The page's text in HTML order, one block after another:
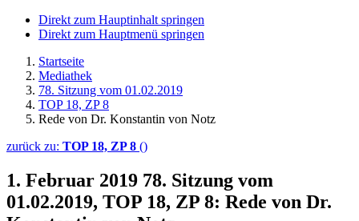
Direkt zum Hauptinhalt springen
Direkt zum Hauptmenü springen
Startseite
Mediathek
78. Sitzung vom 01.02.2019
TOP 18, ZP 8
Rede von Dr. Konstantin von Notz
zurück zu: TOP 18, ZP 8 ()
1. Februar 2019 78. Sitzung vom
01.02.2019, TOP 18, ZP 8: Rede von Dr.